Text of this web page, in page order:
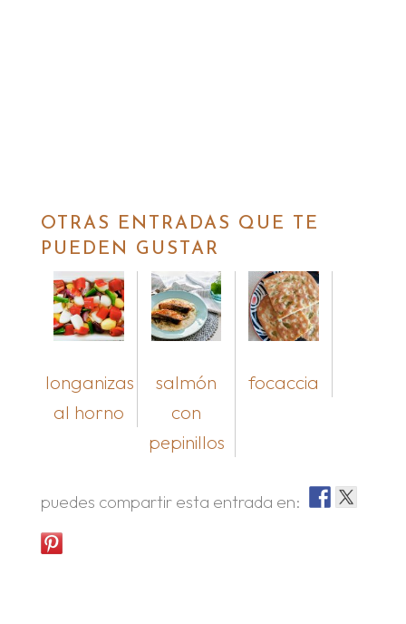
OTRAS ENTRADAS QUE TE
PUEDEN GUSTAR
longanizas
al horno
salmón
con
pepinillos
focaccia
puedes compartir esta entrada en: